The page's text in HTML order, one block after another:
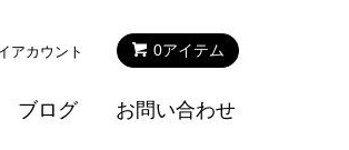
0アイテム
アカウント
ブログ お問い合わせ